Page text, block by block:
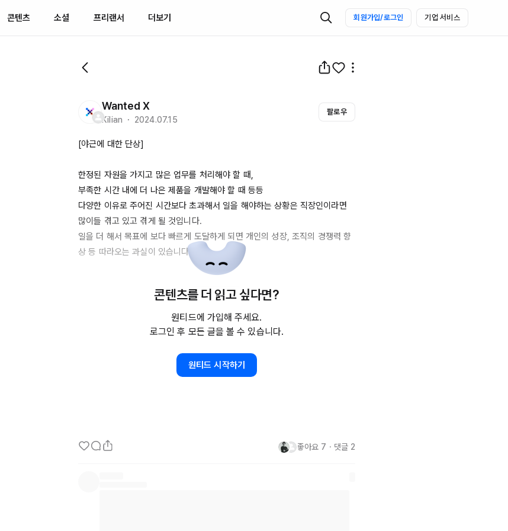
콘텐츠 소셜 프리랜서 더보기 회원가입/로그인 기업 서비스
Wanted X
Kilian ・ 2024.07.15
팔로우
[야근에 대한 단상]
한정된 자원을 가지고 많은 업무를 처리해야 할 때,
부족한 시간 내에 더 나은 제품을 개발해야 할 때 등등
다양한 이유로 주어진 시간보다 초과해서 일을 해야하는 상황은 직장인이라면
많이들 겪고 있고 겪게 될 것입니다.
일을 더 해서 목표에 보다 빠르게 도달하게 되면 개인의 성장, 조직의 경쟁력 향
상 등 따라오는 과실이 있습니다.
게 있어 맞는 선택인지 생각해 보시기를 권합니다.
경영위기와 같이 긴급한 상황에서는 책무를 먼저 수행하는 것이 옳은 선택입니
하면 쓰러져 죽습니다. 아니, 기계들도 24시간 무리해서 가동하면 피로도가 증
가하고 언젠가는 내구수명을 다 하게 됩니다. 그래서 기계들은 안전을 위하여 일
콘텐츠를 더 읽고 싶다면?
원티드에 가입해 주세요.
로그인 후 모든 글을 볼 수 있습니다.
원티드 시작하기
좋아요 7 ・ 댓글 2